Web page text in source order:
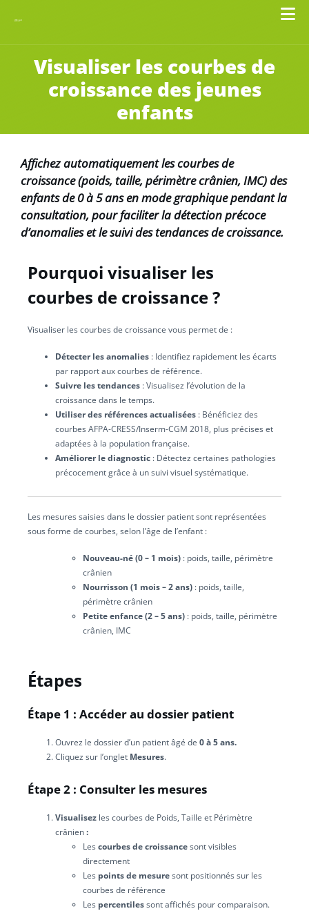
Visualiser les courbes de
croissance des jeunes
enfants
Affichez automatiquement les courbes de
croissance (poids, taille, périmètre crânien, IMC) des
enfants de 0 à 5 ans en mode graphique pendant la
consultation, pour faciliter la détection précoce
d’anomalies et le suivi des tendances de croissance.
Pourquoi visualiser les
courbes de croissance ?
Visualiser les courbes de croissance vous permet de :
Détecter les anomalies : Identifiez rapidement les écarts
par rapport aux courbes de référence.
Suivre les tendances : Visualisez l’évolution de la
croissance dans le temps.
Utiliser des références actualisées : Bénéficiez des
courbes AFPA-CRESS/Inserm-CGM 2018, plus précises et
adaptées à la population française.
Améliorer le diagnostic : Détectez certaines pathologies
précocement grâce à un suivi visuel systématique.
Les mesures saisies dans le dossier patient sont représentées
sous forme de courbes, selon l’âge de l’enfant :
Nouveau-né (0 – 1 mois) : poids, taille, périmètre
crânien
Nourrisson (1 mois – 2 ans) : poids, taille,
périmètre crânien
Petite enfance (2 – 5 ans) : poids, taille, périmètre
crânien, IMC
Étapes
Étape 1 : Accéder au dossier patient
Ouvrez le dossier d’un patient âgé de 0 à 5 ans.
Cliquez sur l’onglet Mesures.
Étape 2 : Consulter les mesures
Visualisez les courbes de Poids, Taille et Périmètre
crânien:
Les courbes de croissancesont visibles
directement
Les points de mesuresont positionnés sur les
courbes de référence
Les percentilessont affichés pour comparaison.